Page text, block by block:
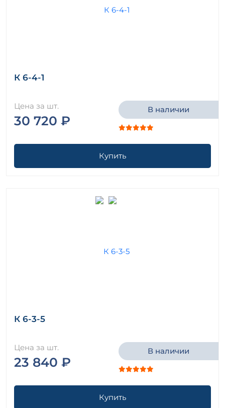
К 6-4-1
Цена за шт.
30 720 ₽
В наличии
Купить
К 6-3-5
Цена за шт.
23 840 ₽
В наличии
Купить